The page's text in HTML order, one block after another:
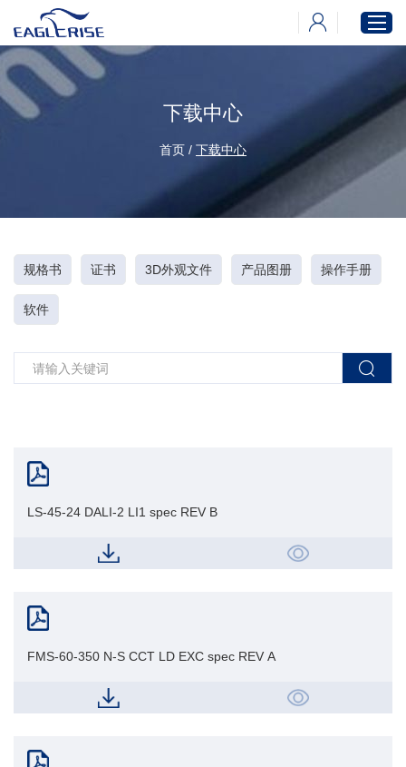
首页
产品中心
新闻中心
下载中心
首页 / 下载中心
规格书 证书 3D外观文件 产品图册 操作手册
软件
LS-45-24 DALI-2 LI1 spec REV B
FMS-60-350 N-S CCT LD EXC spec REV A